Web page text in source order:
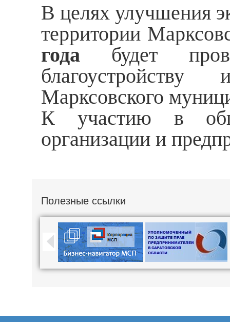
В целях улучшения
территории
года будет
Марксовского
К участию в
организации и
Полезные ссылки